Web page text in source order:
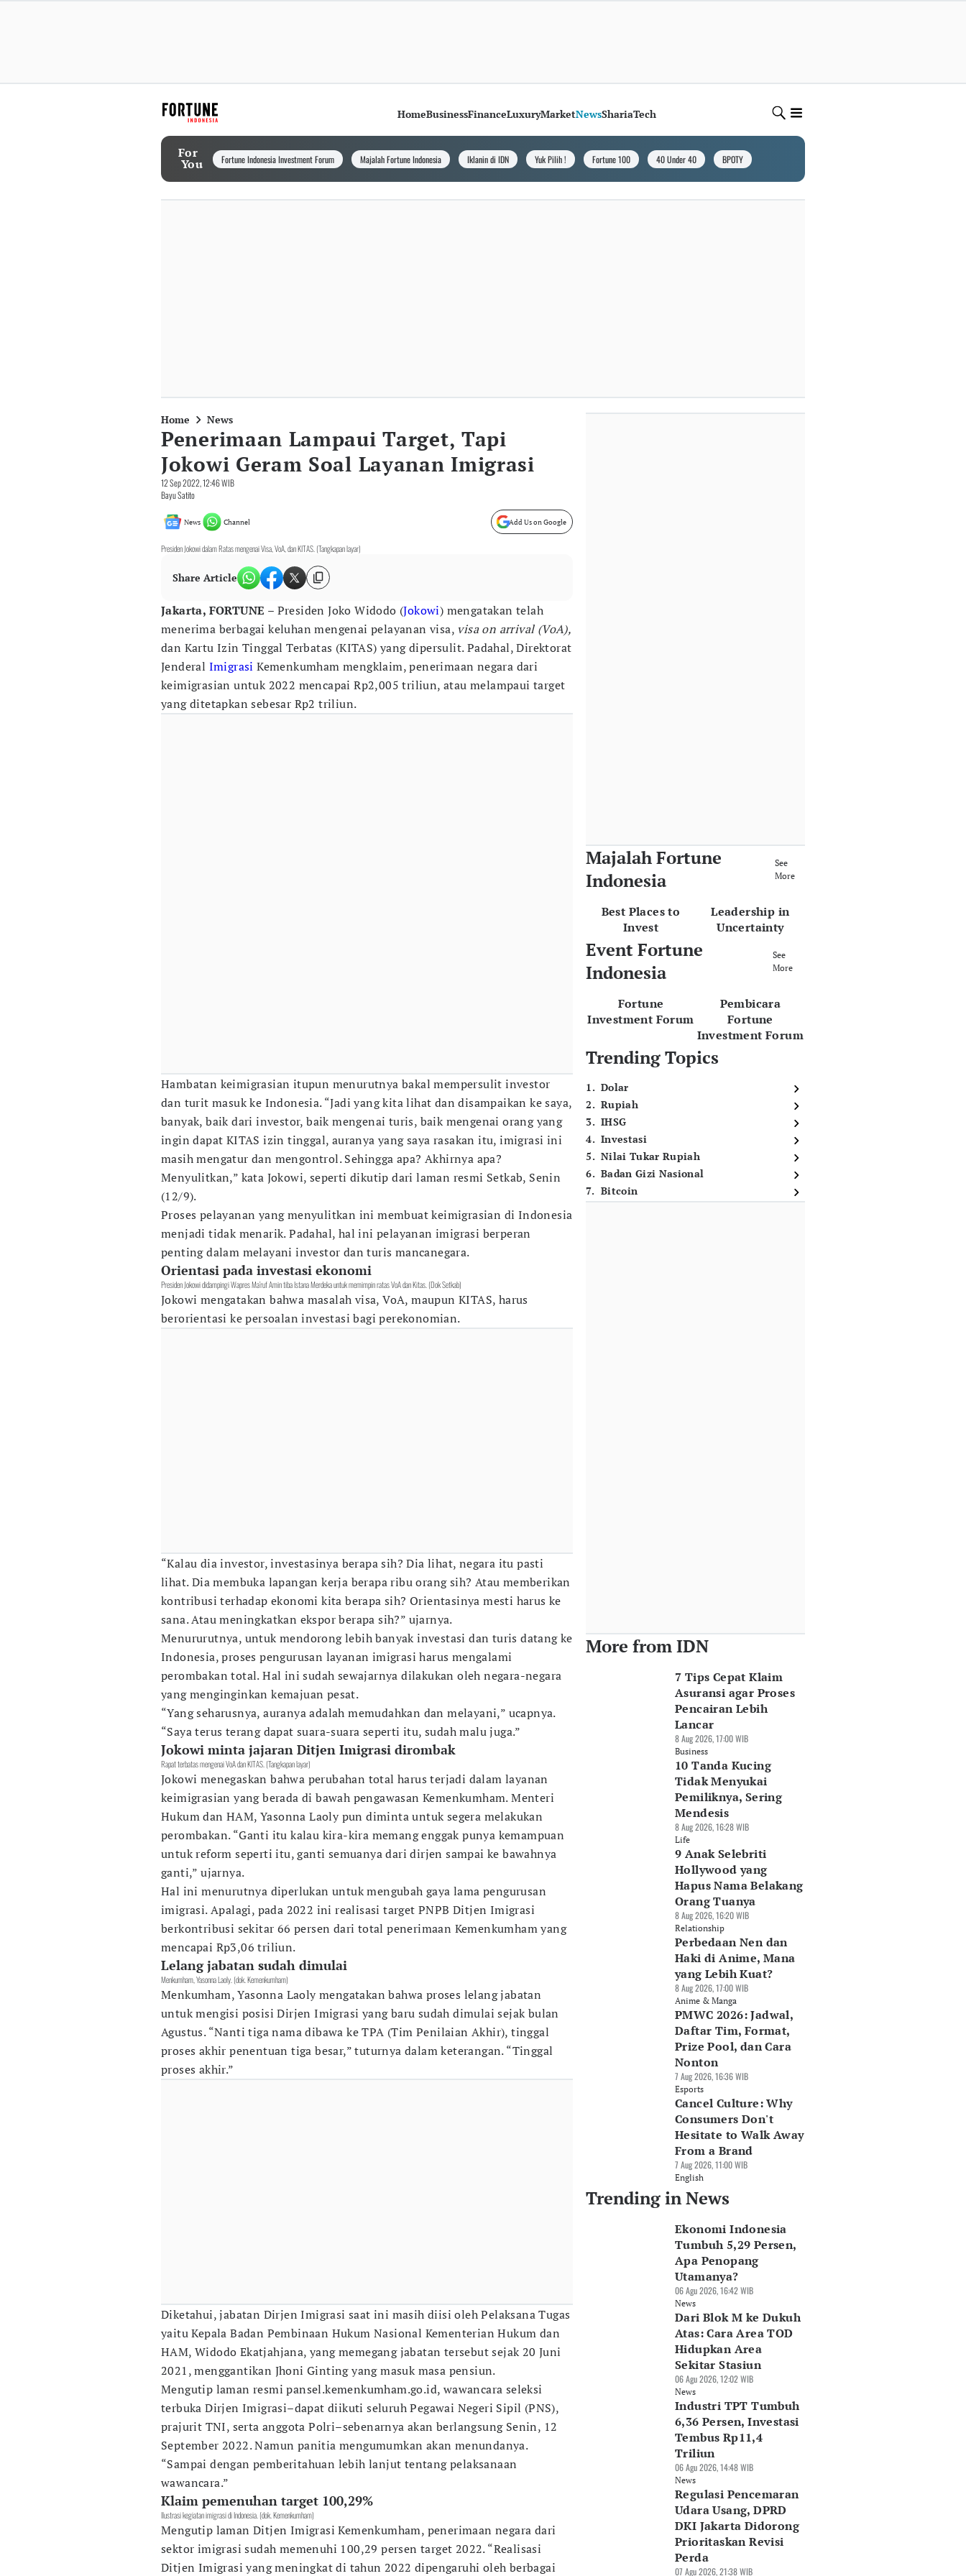
HomeBusinessFinanceLuxuryMarketNewsShariaTech
For
You Fortune Indonesia Investment Forum Majalah Fortune Indonesia Iklanin di IDN Yuk Pilih ! Fortune 100 40 Under 40 BPOTY
Home News
Penerimaan Lampaui Target, Tapi
Jokowi Geram Soal Layanan Imigrasi
12 Sep 2022, 12:46 WIB
Bayu Satito
News Channel Add Us on Google
Presiden Jokowi dalam Ratas mengenai Visa, VoA, dan KITAS. (Tangkapan layar)
Share Article
Jakarta, FORTUNE – Presiden Joko Widodo (Jokowi) mengatakan telah
menerima berbagai keluhan mengenai pelayanan visa, visa on arrival (VoA),
dan Kartu Izin Tinggal Terbatas (KITAS) yang dipersulit. Padahal, Direktorat
Jenderal Imigrasi Kemenkumham mengklaim, penerimaan negara dari
keimigrasian untuk 2022 mencapai Rp2,005 triliun, atau melampaui target
yang ditetapkan sebesar Rp2 triliun.
Hambatan keimigrasian itupun menurutnya bakal mempersulit investor
dan turit masuk ke Indonesia. “Jadi yang kita lihat dan disampaikan ke saya,
banyak, baik dari investor, baik mengenai turis, baik mengenai orang yang
ingin dapat KITAS izin tinggal, auranya yang saya rasakan itu, imigrasi ini
masih mengatur dan mengontrol. Sehingga apa? Akhirnya apa?
Menyulitkan,” kata Jokowi, seperti dikutip dari laman resmi Setkab, Senin
(12/9).
Proses pelayanan yang menyulitkan ini membuat keimigrasian di Indonesia
menjadi tidak menarik. Padahal, hal ini pelayanan imigrasi berperan
penting dalam melayani investor dan turis mancanegara.
Orientasi pada investasi ekonomi
Presiden Jokowi didampingi Wapres Ma’ruf Amin tiba Istana Merdeka untuk memimpin ratas VoA dan Kitas. (Dok Setkab)
Jokowi mengatakan bahwa masalah visa, VoA, maupun KITAS, harus
berorientasi ke persoalan investasi bagi perekonomian.
“Kalau dia investor, investasinya berapa sih? Dia lihat, negara itu pasti
lihat. Dia membuka lapangan kerja berapa ribu orang sih? Atau memberikan
kontribusi terhadap ekonomi kita berapa sih? Orientasinya mesti harus ke
sana. Atau meningkatkan ekspor berapa sih?” ujarnya.
Menururutnya, untuk mendorong lebih banyak investasi dan turis datang ke
Indonesia, proses pengurusan layanan imigrasi harus mengalami
perombakan total. Hal ini sudah sewajarnya dilakukan oleh negara-negara
yang menginginkan kemajuan pesat.
“Yang seharusnya, auranya adalah memudahkan dan melayani,” ucapnya.
“Saya terus terang dapat suara-suara seperti itu, sudah malu juga.”
Jokowi minta jajaran Ditjen Imigrasi dirombak
Rapat terbatas mengenai VoA dan KITAS. (Tangkapan layar)
Jokowi menegaskan bahwa perubahan total harus terjadi dalam layanan
keimigrasian yang berada di bawah pengawasan Kemenkumham. Menteri
Hukum dan HAM, Yasonna Laoly pun diminta untuk segera melakukan
perombakan. “Ganti itu kalau kira-kira memang enggak punya kemampuan
untuk reform seperti itu, ganti semuanya dari dirjen sampai ke bawahnya
ganti,” ujarnya.
Hal ini menurutnya diperlukan untuk mengubah gaya lama pengurusan
imigrasi. Apalagi, pada 2022 ini realisasi target PNPB Ditjen Imigrasi
berkontribusi sekitar 66 persen dari total penerimaan Kemenkumham yang
mencapai Rp3,06 triliun.
Lelang jabatan sudah dimulai
Menkumham, Yasonna Laoly. (dok. Kemenkumham)
Menkumham, Yasonna Laoly mengatakan bahwa proses lelang jabatan
untuk mengisi posisi Dirjen Imigrasi yang baru sudah dimulai sejak bulan
Agustus. “Nanti tiga nama dibawa ke TPA (Tim Penilaian Akhir), tinggal
proses akhir penentuan tiga besar,” tuturnya dalam keterangan. “Tinggal
proses akhir.”
Diketahui, jabatan Dirjen Imigrasi saat ini masih diisi oleh Pelaksana Tugas
yaitu Kepala Badan Pembinaan Hukum Nasional Kementerian Hukum dan
HAM, Widodo Ekatjahjana, yang memegang jabatan tersebut sejak 20 Juni
2021, menggantikan Jhoni Ginting yang masuk masa pensiun.
Mengutip laman resmi pansel.kemenkumham.go.id, wawancara seleksi
terbuka Dirjen Imigrasi–dapat diikuti seluruh Pegawai Negeri Sipil (PNS),
prajurit TNI, serta anggota Polri–sebenarnya akan berlangsung Senin, 12
September 2022. Namun panitia mengumumkan akan menundanya.
“Sampai dengan pemberitahuan lebih lanjut tentang pelaksanaan
wawancara.”
Klaim pemenuhan target 100,29%
Ilustrasi kegiatan imigrasi di Indonesia. (dok. Kemenkumham)
Mengutip laman Ditjen Imigrasi Kemenkumham, penerimaan negara dari
sektor imigrasi sudah memenuhi 100,29 persen target 2022. “Realisasi
Ditjen Imigrasi yang meningkat di tahun 2022 dipengaruhi oleh berbagai
Majalah Fortune
Indonesia
See
More
Best Places to
Invest
Leadership in
Uncertainty
Event Fortune
Indonesia
See
More
Fortune
Investment Forum
Pembicara
Fortune
Investment Forum
Trending Topics
1. Dolar
2. Rupiah
3. IHSG
4. Investasi
5. Nilai Tukar Rupiah
6. Badan Gizi Nasional
7. Bitcoin
More from IDN
7 Tips Cepat Klaim
Asuransi agar Proses
Pencairan Lebih
Lancar
8 Aug 2026, 17:00 WIB
Business
10 Tanda Kucing
Tidak Menyukai
Pemiliknya, Sering
Mendesis
8 Aug 2026, 16:28 WIB
Life
9 Anak Selebriti
Hollywood yang
Hapus Nama Belakang
Orang Tuanya
8 Aug 2026, 16:20 WIB
Relationship
Perbedaan Nen dan
Haki di Anime, Mana
yang Lebih Kuat?
8 Aug 2026, 17:00 WIB
Anime & Manga
PMWC 2026: Jadwal,
Daftar Tim, Format,
Prize Pool, dan Cara
Nonton
7 Aug 2026, 16:36 WIB
Esports
Cancel Culture: Why
Consumers Don't
Hesitate to Walk Away
From a Brand
7 Aug 2026, 11:00 WIB
English
Trending in News
Ekonomi Indonesia
Tumbuh 5,29 Persen,
Apa Penopang
Utamanya?
06 Agu 2026, 16:42 WIB
News
Dari Blok M ke Dukuh
Atas: Cara Area TOD
Hidupkan Area
Sekitar Stasiun
06 Agu 2026, 12:02 WIB
News
Industri TPT Tumbuh
6,36 Persen, Investasi
Tembus Rp11,4
Triliun
06 Agu 2026, 14:48 WIB
News
Regulasi Pencemaran
Udara Usang, DPRD
DKI Jakarta Didorong
Prioritaskan Revisi
Perda
07 Agu 2026, 21:38 WIB